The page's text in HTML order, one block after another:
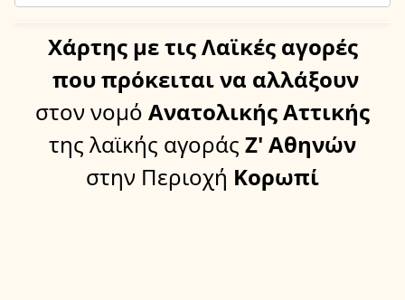
Χάρτης με τις Λαϊκές αγορές
που πρόκειται να αλλάξουν
στον νομό Ανατολικής Αττικής
της λαϊκής αγοράς Ζ' Αθηνών
στην Περιοχή Κορωπί